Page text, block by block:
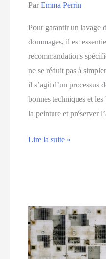
ParEmma Perrin
Pour garantir un lavage
dommages, il est
recommandations
ne se réduit pas à
il s’agit d’un processus
bonnes techniques et
la peinture et préserver
Les
de
voiture
sans
dommages
Lire la suite »